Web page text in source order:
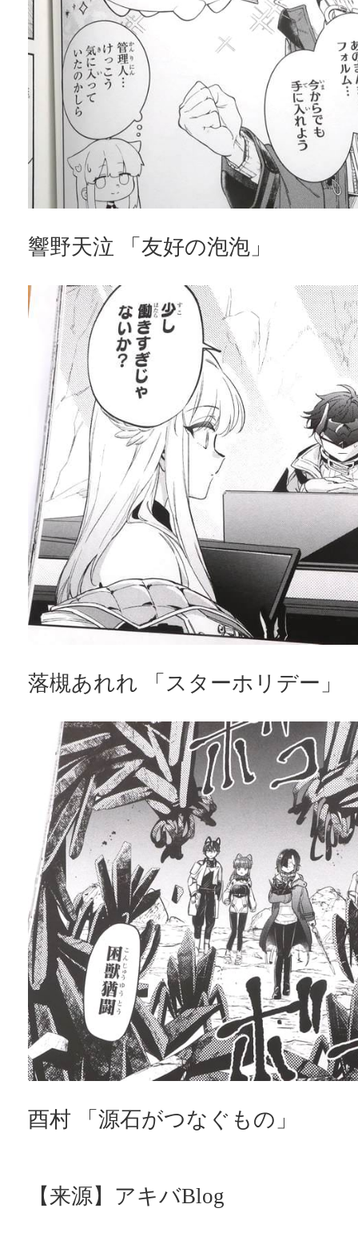
響野天泣 「友好の泡泡」
落槻あれれ 「スターホリデー」
酉村 「源石がつなぐもの」
【来源】アキバBlog